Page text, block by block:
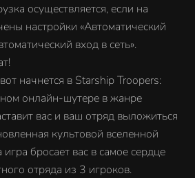
осуществляется, если на
настройки «Автоматический
вход в сеть».
начнется в Starship Troopers:
онлайн-шутере в жанре
вас и ваш отряд выложиться
культовой вселенной
бросает вас в самое сердце
отряда из 3 игроков.